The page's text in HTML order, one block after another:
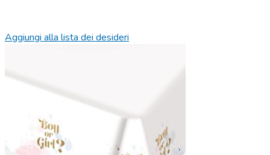
Aggiungi alla lista dei desideri